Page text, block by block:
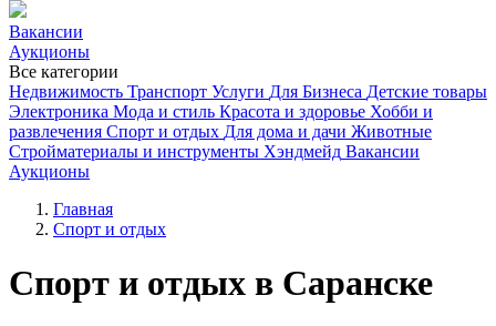
Вакансии
Аукционы
Все категории
Недвижимость Транспорт Услуги Для Бизнеса Детские товары
Электроника Мода и стиль Красота и здоровье Хобби и
развлечения Спорт и отдых Для дома и дачи Животные
Стройматериалы и инструменты Хэндмейд Вакансии
Аукционы
Главная
Спорт и отдых
Спорт и отдых в Саранске